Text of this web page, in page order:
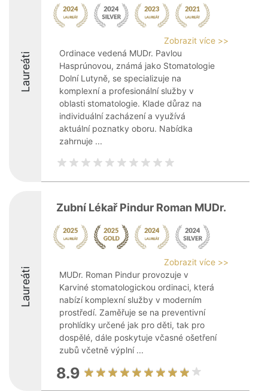
Laureáti
Zobrazit více >>
Ordinace vedená MUDr. Pavlou
Hasprúnovou, známá jako Stomatologie
Dolní Lutyně, se specializuje na
komplexní a profesionální služby v
oblasti stomatologie. Klade důraz na
individuální zacházení a využívá
aktuální poznatky oboru. Nabídka
zahrnuje ...
Laureáti
Zubní Lékař Pindur Roman MUDr.
Zobrazit více >>
MUDr. Roman Pindur provozuje v
Karviné stomatologickou ordinaci, která
nabízí komplexní služby v moderním
prostředí. Zaměřuje se na preventivní
prohlídky určené jak pro děti, tak pro
dospělé, dále poskytuje včasné ošetření
zubů včetně výplní ...
8.9